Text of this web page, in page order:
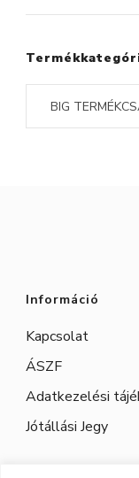
következőre:
BIG
Információ
Kapcsolat
ÁSZF
Adatkezelési
Jótállási Jegy